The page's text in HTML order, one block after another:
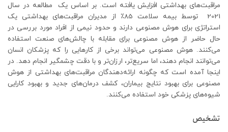
مراقبت‌های بهداشتی افزایش یافته است. بر اساس یک مطالعه در سال
2021 توسط بیمه سلامت 85٪ از مدیران مراقبت‌های بهداشتی یک
استراتژی برای هوش مصنوعی دارند و حدود نیمی از افراد مورد بررسی در
حال حاضر از هوش مصنوعی برای مقابله با چالش‌های صنعت استفاده
می‌کنند. هوش مصنوعی می‌تواند برخی از کارهایی را که پزشکان انسان
می‌توانند انجام دهند، اما سریع‌تر، ارزان‌تر و با دقت چشمگیر انجام دهد. در
اینجا آمده است که چگونه ارائه‌دهندگان مراقبت‌های بهداشتی از هوش
مصنوعی برای بهبود نتایج بیماران، کشف درمان‌های جدید و بهبود کارایی
شیوه‌های پزشکی خود استفاده می‌کنند.
تشخیص